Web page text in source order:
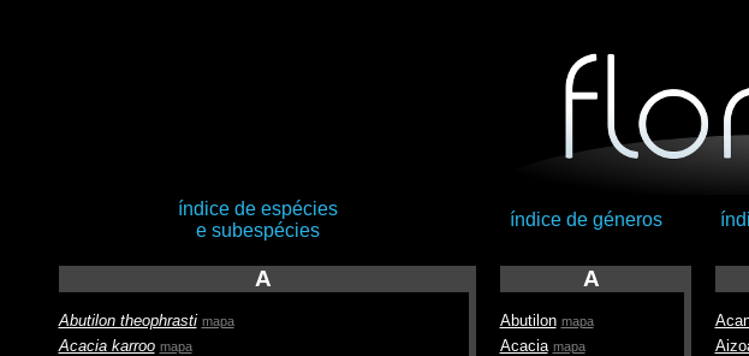
índice de espécies
e subespécies
índice de géneros
A
Abutilon theophrasti mapa
Acacia karroo mapa
A
Abutilon mapa
Acacia mapa